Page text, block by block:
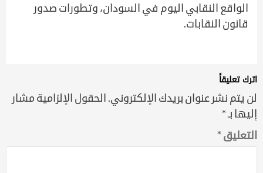
الواقع النقابي اليوم في السودان، وتطورات صدور
قانون النقابات.
اترك تعليقاً
لن يتم نشر عنوان بريدك الإلكتروني. الحقول الإلزامية مشار
إليها بـ*
التعليق *